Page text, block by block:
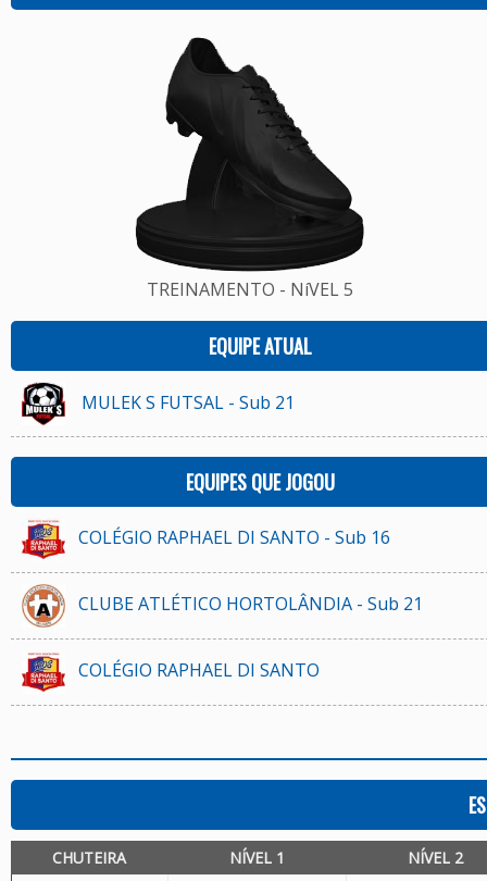
TREINAMENTO - NíVEL 5
EQUIPE ATUAL
MULEK S FUTSAL - Sub 21
EQUIPES QUE JOGOU
COLÉGIO RAPHAEL DI SANTO - Sub 16
CLUBE ATLÉTICO HORTOLÂNDIA - Sub 21
COLÉGIO RAPHAEL DI SANTO
CHUTEIRA NÍVEL 1 NÍVEL 2